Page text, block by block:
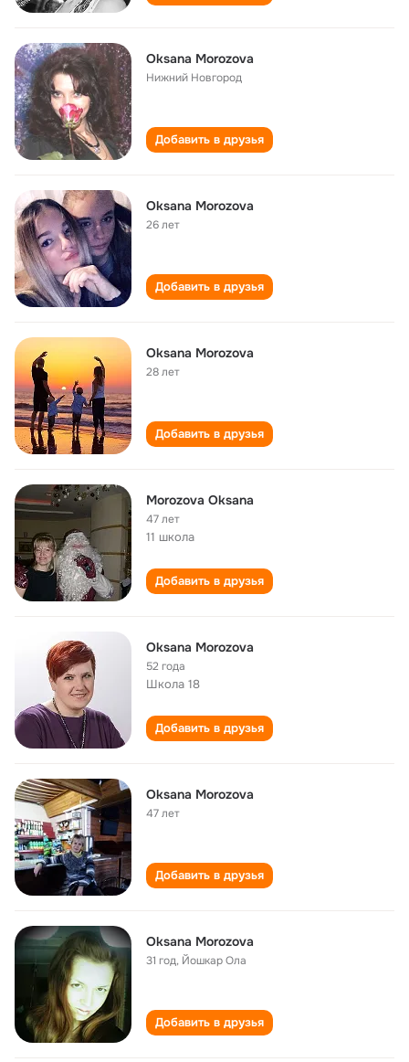
Oksana Morozova
Нижний Новгород
Добавить в друзья
Oksana Morozova
26 лет
Добавить в друзья
Oksana Morozova
28 лет
Добавить в друзья
Morozova Oksana
47 лет
11 школа
Добавить в друзья
Oksana Morozova
52 года
Школа 18
Добавить в друзья
Oksana Morozova
47 лет
Добавить в друзья
Oksana Morozova
31 год, Йошкар Ола
Добавить в друзья